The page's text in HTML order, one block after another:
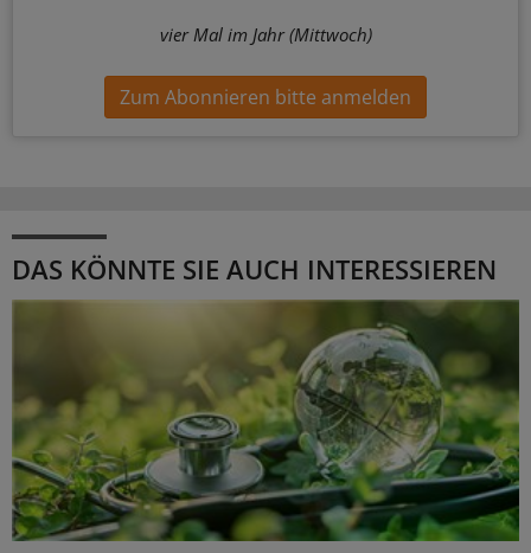
vier Mal im Jahr (Mittwoch)
Zum Abonnieren bitte anmelden
DAS KÖNNTE SIE AUCH INTERESSIEREN